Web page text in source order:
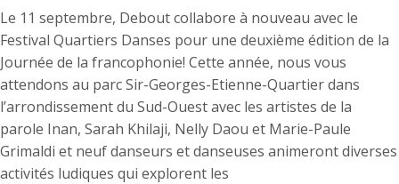
Le 11 septembre, Debout collabore à nouveau avec le
Festival Quartiers Danses pour une deuxième édition de la
Journée de la francophonie! Cette année, nous vous
attendons au parc Sir-Georges-Etienne-Quartier dans
l’arrondissement du Sud-Ouest avec les artistes de la
parole Inan, Sarah Khilaji, Nelly Daou et Marie-Paule
Grimaldi et neuf danseurs et danseuses animeront diverses
activités ludiques qui explorent les